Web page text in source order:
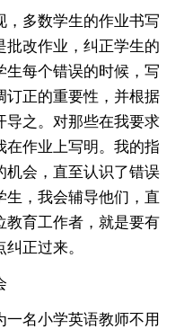
，多数学生的作业书写
批改作业，纠正学生的
生每个错误的时候，写
订正的重要性，并根据
导之。对那些在我要求
在作业上写明。我的指
机会，直至认识了错误
生，我会辅导他们，直
教育工作者，就是要有
正过来。
名小学英语教师不用